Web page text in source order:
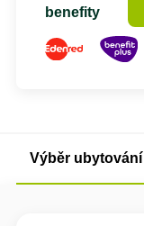
benefity
Výběr ubytování